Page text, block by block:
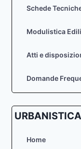
Schede
Modulistica
Atti e
Domande
URBANISTICA
Home